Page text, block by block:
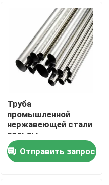
стали
Труба
промышленной
нержавеющей стали
пользы
цилиндрическая
круглая безшовная
Отправить запрос